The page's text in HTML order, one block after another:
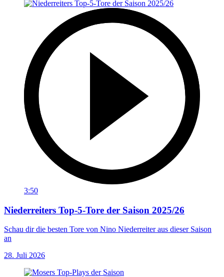
3:50
Niederreiters Top-5-Tore der Saison 2025/26
Schau dir die besten Tore von Nino Niederreiter aus dieser Saison
an
28. Juli 2026